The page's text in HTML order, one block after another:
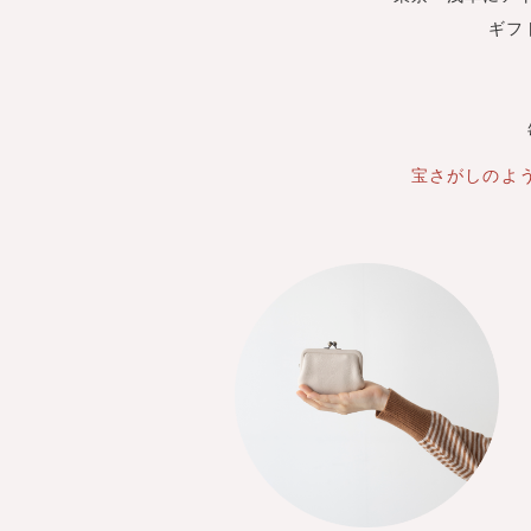
ギフ
宝さがしのよ